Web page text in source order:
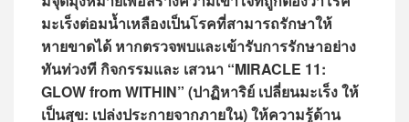
มะเร็งต่อมน้ำเหลืองเป็นโรคที่สามารถรักษาให้
หายขาดได้ หากตรวจพบและเข้ารับการรักษาอย่าง
ทันท่วงที กิจกรรมและ เสวนา “MIRACLE 11:
GLOW from WITHIN” (ปาฏิหาริย์ เปลี่ยนมะเร็ง ให้
เป็นสุข: เปล่งประกายจากภายใน) ให้ความรู้ด้าน